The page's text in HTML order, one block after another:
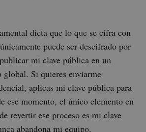
dicta que lo que se cifra con
puede ser descifrado por
mi clave pública en un
global. Si quieres enviarme
aplicas mi clave pública para
ese momento, el único elemento en
revertir ese proceso es mi clave
abandona mi equipo.